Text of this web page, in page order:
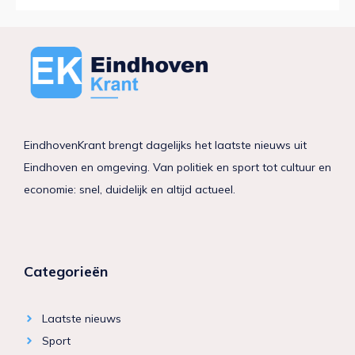
EindhovenKrant brengt dagelijks het laatste nieuws uit
Eindhoven en omgeving. Van politiek en sport tot cultuur en
economie: snel, duidelijk en altijd actueel.
Categorieën
Laatste nieuws
Sport